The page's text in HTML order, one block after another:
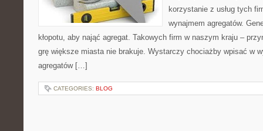
korzystanie z usług tych
wynajmem agregatów.
kłopotu, aby nająć agregat. Takowych firm w naszym kraju –
grę większe miasta nie brakuje. Wystarczy chociażby wpisać w
agregatów […]
CATEGORIES: BLOG